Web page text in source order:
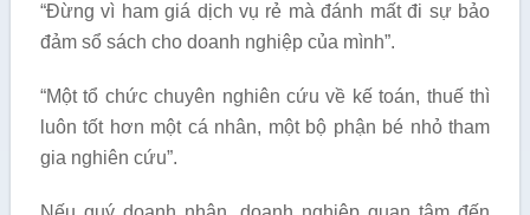
“Đừng vì ham giá dịch vụ rẻ mà đánh mất đi sự bảo
đảm sổ sách cho doanh nghiệp của mình”.
“Một tổ chức chuyên nghiên cứu về kế toán, thuế thì
luôn tốt hơn một cá nhân, một bộ phận bé nhỏ tham
gia nghiên cứu”.